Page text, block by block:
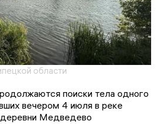
области
поиски тела одного
вечером 4 июля в реке
Медведево